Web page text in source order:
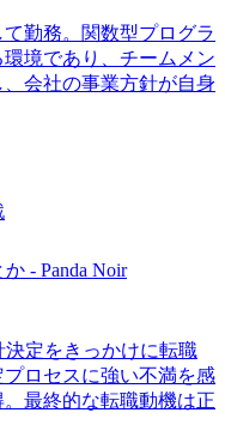
勤務。関数型プログラ
境であり、チームメン
会社の事業方針が自身
- Panda Noir
定をきっかけに転職
ロセスに強い不満を感
最終的な転職動機は正